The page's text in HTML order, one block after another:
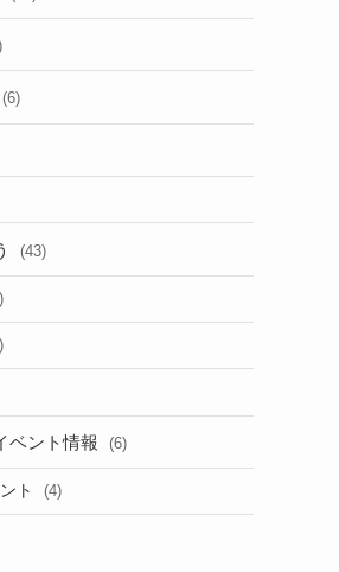
(6)
(43)
ベント情報 (6)
ト (4)